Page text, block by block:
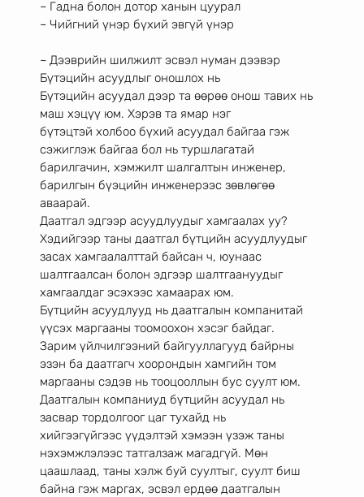
~ Гадна болон дотор ханын цуурал
~ Чийгний үнэр бүхий эвгүй үнэр
~ Дээврийн шилжилт эсвэл нуман дээвэр
Бүтэцийн асуудлыг оношлох нь
Бүтэцийн асуудал дээр та өөрөө онош тавих нь
маш хэцүү юм. Хэрэв та ямар нэг
бүтэцтэй холбоо бүхий асуудал байгаа гэж
сэжиглэж байгаа бол нь туршлагатай
барилгачин, хэмжилт шалгалтын инженер,
барилгын бүэцийн инженерээс зөвлөгөө
аваарай.
Даатгал эдгээр асуудлуудыг хамгаалах уу?
Хэдийгээр таны даатгал бүтцийн асуудлуудыг
засах хамгаалалттай байсан ч, юунаас
шалтгаалсан болон эдгээр шалтгаануудыг
хамгаалдаг эсэхээс хамаарах юм.
Бүтцийн асуудлууд нь даатгалын компанитай
үүсэх маргааны тоомоохон хэсэг байдаг.
Зарим үйлчилгээний байгууллагууд байрны
эзэн ба даатгагч хоорондын хамгийн том
маргааны сэдэв нь тооцооллын бус суулт юм.
Даатгалын компаниуд бүтцийн асуудал нь
засвар тордолгоог цаг тухайд нь
хийгээгүйгээс үүдэлтэй хэмээн үзэж таны
нэхэмжлэлээс татгалзаж магадгүй. Мөн
цаашлаад, таны хэлж буй суултыг, суулт биш
байна гэж маргах, эсвэл ердөө даатгалын